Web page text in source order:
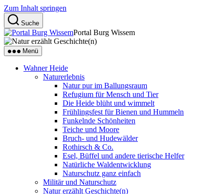
Zum Inhalt springen
Suche
Portal Burg Wissem
Menü
Wahner Heide
Naturerlebnis
Natur pur im Ballungsraum
Refugium für Mensch und Tier
Die Heide blüht und wimmelt
Frühlingsfest für Bienen und Hummeln
Funkelnde Schönheiten
Teiche und Moore
Bruch- und Hudewälder
Rothirsch & Co.
Esel, Büffel und andere tierische Helfer
Natürliche Waldentwicklung
Naturschutz ganz einfach
Militär und Naturschutz
Natur erzählt Geschichte(n)